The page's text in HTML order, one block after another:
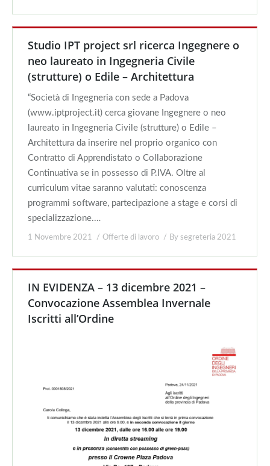
Studio IPT project srl ricerca Ingegnere o
neo laureato in Ingegneria Civile
(strutture) o Edile – Architettura
“Società di Ingegneria con sede a Padova
(www.iptproject.it) cerca giovane Ingegnere o neo
laureato in Ingegneria Civile (strutture) o Edile –
Architettura da inserire nel proprio organico con
Contratto di Apprendistato o Collaborazione
Continuativa se in possesso di P.IVA. Oltre al
curriculum vitae saranno valutati: conoscenza
programmi software, partecipazione a stage e corsi di
specializzazione.…
1 Novembre 2021 Offerte di lavoro By segreteria 2021
IN EVIDENZA – 13 dicembre 2021 –
Convocazione Assemblea Invernale
Iscritti all’Ordine